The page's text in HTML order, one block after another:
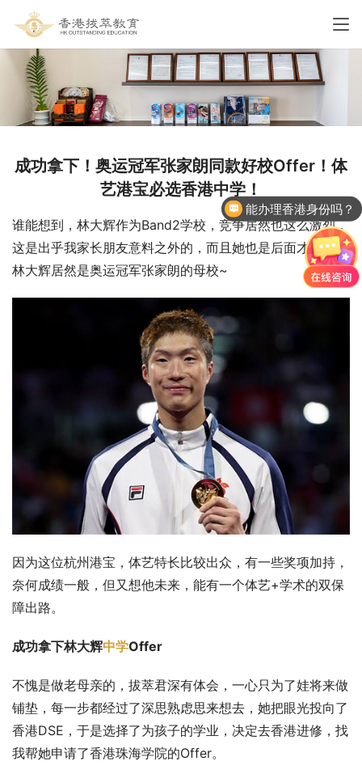
成功拿下！奥运冠军张家朗同款好校Offer！体
艺港宝必选香港中学！
谁能想到，林大辉作为Band2学校，竞争居然也这么激烈，
这是出乎我家长朋友意料之外的，而且她也是后面才知道，
林大辉居然是奥运冠军张家朗的母校~
因为这位杭州港宝，体艺特长比较出众，有一些奖项加持，
奈何成绩一般，但又想他未来，能有一个体艺+学术的双保
障出路。
成功拿下林大辉中学Offer
不愧是做老母亲的，拔萃君深有体会，一心只为了娃将来做
铺垫，每一步都经过了深思熟虑思来想去，她把眼光投向了
香港DSE，于是选择了为孩子的学业，决定去香港进修，找
我帮她申请了香港珠海学院的Offer。
能办理香港身份吗？